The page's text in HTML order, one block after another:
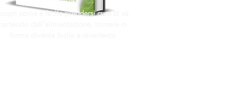
Scopri come è facile prendersi cura di sé